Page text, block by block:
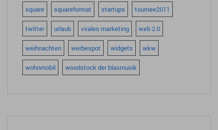
square squareformat startups tournee2011
twitter urlaub virales marketing web 2.0
weihnachten werbespot widgets wkw
wohnmobil woodstock der blasmusik